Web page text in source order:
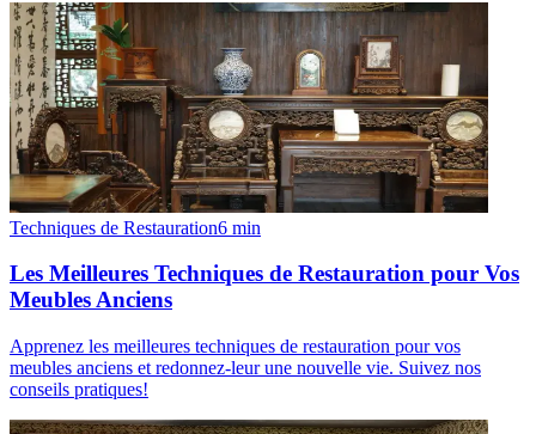
Techniques de Restauration6 min
Les Meilleures Techniques de Restauration pour Vos
Meubles Anciens
Apprenez les meilleures techniques de restauration pour vos
meubles anciens et redonnez-leur une nouvelle vie. Suivez nos
conseils pratiques!